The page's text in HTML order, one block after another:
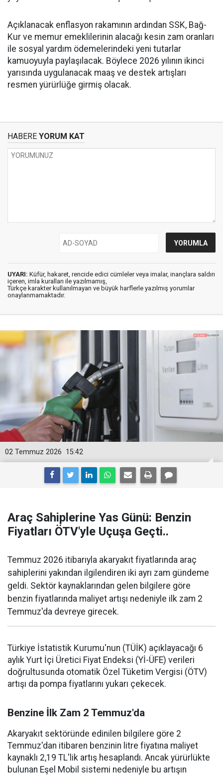
Açıklanacak enflasyon rakamının ardından SSK, Bağ-
Kur ve memur emeklilerinin alacağı kesin zam oranları
ile sosyal yardım ödemelerindeki yeni tutarlar
kamuoyuyla paylaşılacak. Böylece 2026 yılının ikinci
yarısında uygulanacak maaş ve destek artışları
resmen yürürlüğe girmiş olacak.
HABERE YORUM KAT
UYARI: Küfür, hakaret, rencide edici cümleler veya imalar, inançlara saldırı
içeren, imla kuralları ile yazılmamış,
Türkçe karakter kullanılmayan ve büyük harflerle yazılmış yorumlar
onaylanmamaktadır.
15:42
02 Temmuz 2026
Araç Sahiplerine Yas Günü: Benzin
Fiyatları ÖTV'yle Uçuşa Geçti..
Temmuz 2026 itibarıyla akaryakıt fiyatlarında araç
sahiplerini yakından ilgilendiren iki ayrı zam gündeme
geldi. Sektör kaynaklarından gelen bilgilere göre
benzin fiyatlarında maliyet artışı nedeniyle ilk zam 2
Temmuz'da devreye girecek.
Türkiye İstatistik Kurumu'nun (TÜİK) açıklayacağı 6
aylık Yurt İçi Üretici Fiyat Endeksi (Yİ-ÜFE) verileri
doğrultusunda otomatik Özel Tüketim Vergisi (ÖTV)
artışı da pompa fiyatlarını yukarı çekecek.
Benzine İlk Zam 2 Temmuz'da
Akaryakıt sektöründe edinilen bilgilere göre 2
Temmuz'dan itibaren benzinin litre fiyatına maliyet
kaynaklı 2,19 TL'lik artış hesaplandı. Ancak yürürlükte
bulunan Eşel Mobil sistemi nedeniyle bu artışın